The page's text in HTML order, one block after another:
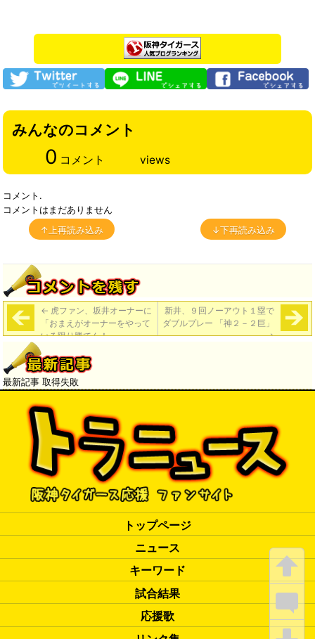
みんなのコメント
0 コメント views
コメント.
コメントはまだありません
↑上再読み込み
↓下再読み込み
← 虎ファン、坂井オーナーに
「おまえがオーナーをやって
いる限り勝てん！」
新井、９回ノーアウト１塁で
ダブルプレー 「神２－２巨」
→
最新記事 取得失敗
トップページ
ニュース
キーワード
試合結果
応援歌